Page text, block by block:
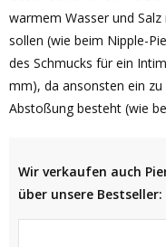
warmem Wasser und
sollen (wie beim Nipple-
des Schmucks für ein
mm), da ansonsten ein
Abstoßung besteht (wie
Wir verkaufen auch
über unsere Bestseller: